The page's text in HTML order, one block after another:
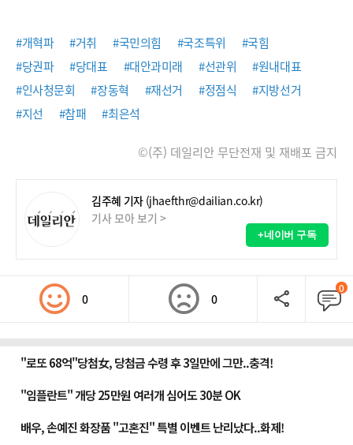
#개혁파 #거취 #국민의힘 #국조특위
#국힘
#당권파
#당대표 #대안과미래 #선관위
#원내대표
#인사청문회
#장동혁 #재선거 #정점식
#지방선거
#지선
#참패 #최은석
©(주) 데일리안 무단전재 및 재배포 금지
김주혜 기자 (jhaefthr@dailian.co.kr)
기사 모아 보기 >
+네이버 구독
0 0
0